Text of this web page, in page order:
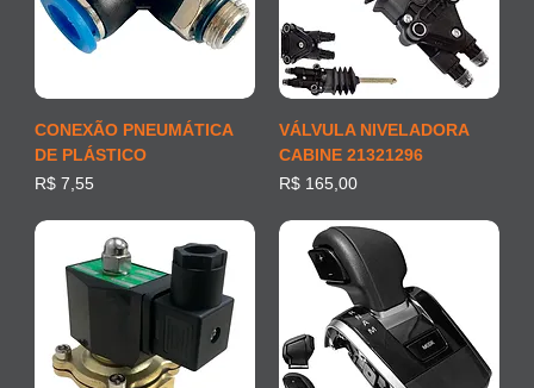
CONEXÃO PNEUMÁTICA
DE PLÁSTICO
Preço
R$ 7,55
VÁLVULA NIVELADORA
CABINE 21321296
Preço
R$ 165,00